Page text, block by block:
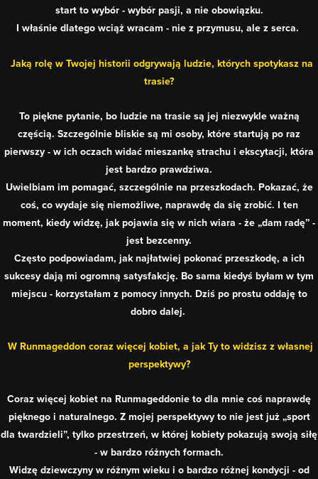
start to wybór - wybór pasji, a nie obowiązku.
I właśnie dlatego wciąż wracam - nie z przymusu, ale z serca.
Jaką rolę w Twojej historii odgrywają ludzie, których spotykasz na
trasie?
To piękne pytanie, bo ludzie na trasie są jej niezwykle ważną
częścią. Szczególnie bliskie są mi osoby, które startują po raz
pierwszy - w ich oczach widać mieszankę strachu i ekscytacji, która
jest bardzo prawdziwa.
Uwielbiam im pomagać, szczególnie na przeszkodach. Pokazać, że
coś, co wydaje się niemożliwe, naprawdę da się zrobić. I ten
moment, kiedy widzę, jak pojawia się w nich wiara - że „dam radę” -
jest bezcenny.
Często podpowiadam, jak najłatwiej pokonać przeszkodę, a ich
sukcesy dają mi ogromną satysfakcję. Bo sama kiedyś byłam w tym
miejscu - korzystałam z pomocy innych. Dziś po prostu oddaję to
dobro dalej.
W Runmageddon coraz więcej kobiet, a jak Ty to widzisz z własnej
perspektywy?
Coraz więcej kobiet na Runmageddonie to dla mnie coś naprawdę
pięknego i naturalnego. Z mojej perspektywy to nie jest już „sport
dla twardzieli”, tylko przestrzeń, w której kobiety pokazują swoją siłę
- w bardzo różnych formach.
Widzę dziewczyny w różnym wieku i o bardzo różnej kondycji - od